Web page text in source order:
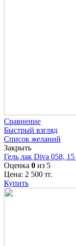
Сравнение
Быстрый взгляд
Список желаний
Закрыть
Гель лак Diva 058,
Оценка 0 из 5
Цена: 2 500 тг.
Купить